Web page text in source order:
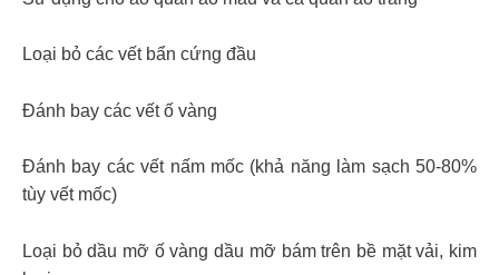
Loại bỏ các vết bẩn cứng đầu
Đánh bay các vết ố vàng
Đánh bay các vết nấm mốc (khả năng làm sạch 50-80%
tùy vết mốc)
Loại bỏ dầu mỡ ố vàng dầu mỡ bám trên bề mặt vải, kim